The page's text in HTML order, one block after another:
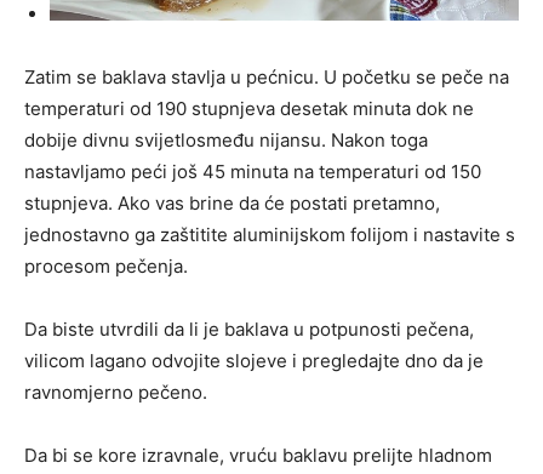
Zatim se baklava stavlja u pećnicu. U početku se peče na
temperaturi od 190 stupnjeva desetak minuta dok ne
dobije divnu svijetlosmeđu nijansu. Nakon toga
nastavljamo peći još 45 minuta na temperaturi od 150
stupnjeva. Ako vas brine da će postati pretamno,
jednostavno ga zaštitite aluminijskom folijom i nastavite s
procesom pečenja.
Da biste utvrdili da li je baklava u potpunosti pečena,
vilicom lagano odvojite slojeve i pregledajte dno da je
ravnomjerno pečeno.
Da bi se kore izravnale, vruću baklavu prelijte hladnom